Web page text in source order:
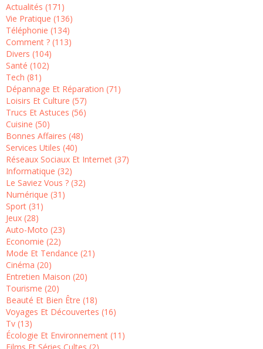
Actualités (171)
Vie Pratique (136)
Téléphonie (134)
Comment ? (113)
Divers (104)
Santé (102)
Tech (81)
Dépannage Et Réparation (71)
Loisirs Et Culture (57)
Trucs Et Astuces (56)
Cuisine (50)
Bonnes Affaires (48)
Services Utiles (40)
Réseaux Sociaux Et Internet (37)
Informatique (32)
Le Saviez Vous ? (32)
Numérique (31)
Sport (31)
Jeux (28)
Auto-Moto (23)
Economie (22)
Mode Et Tendance (21)
Cinéma (20)
Entretien Maison (20)
Tourisme (20)
Beauté Et Bien Être (18)
Voyages Et Découvertes (16)
Tv (13)
Écologie Et Environnement (11)